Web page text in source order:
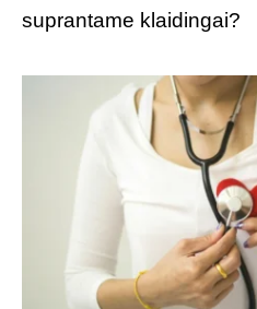
suprantame klaidingai?